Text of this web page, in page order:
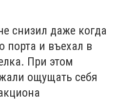
снизил даже когда
порта и въехал в
При этом
ощущать себя